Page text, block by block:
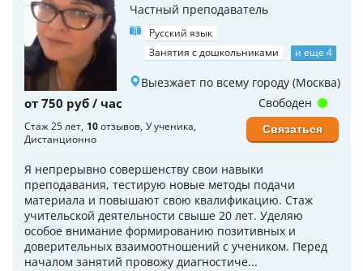
Частный преподаватель
Русский язык
Занятия с дошкольниками
и еще 4
Выезжает по всему городу (Москва)
от 750 руб / час
Стаж 25 лет 10отзывов У ученика
Дистанционно
Я непрерывно совершенству свои навыки
преподавания, тестирую новые методы подачи
материала и повышают свою квалификацию. Стаж
учительской деятельности свыше 20 лет. Уделяю
особое внимание формированию позитивных и
доверительных взаимоотношений с учеником. Перед
началом занятий провожу диагностиче...
Свободен
Связаться